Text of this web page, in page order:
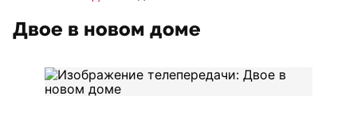
Двое в новом доме